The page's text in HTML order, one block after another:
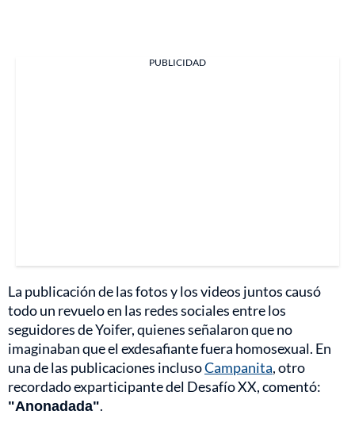
PUBLICIDAD
La publicación de las fotos y los videos juntos causó
todo un revuelo en las redes sociales entre los
seguidores de Yoifer, quienes señalaron que no
imaginaban que el exdesafiante fuera homosexual. En
una de las publicaciones inclusoCampanita, otro
recordado exparticipante del Desafío XX, comentó:
"Anonadada".